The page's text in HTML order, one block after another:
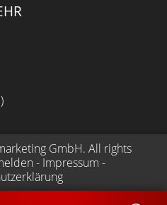
GmbH. All rights
- Impressum -